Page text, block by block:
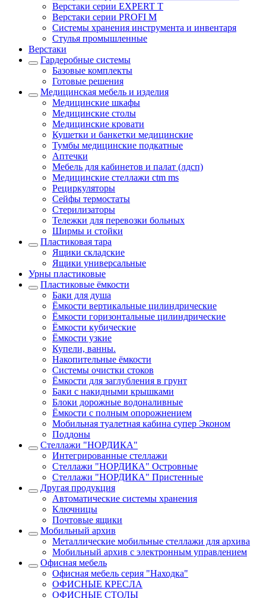
Верстаки серии EXPERT T
Верстаки серии PROFI M
Системы хранения инструмента и инвентаря
Стулья промышленные
Верстаки
Гардеробные системы
Базовые комплекты
Готовые решения
Медицинская мебель и изделия
Медицинские шкафы
Медицинские столы
Медицинские кровати
Кушетки и банкетки медицинские
Тумбы медицинские подкатные
Аптечки
Мебель для кабинетов и палат (лдсп)
Медицинские стеллажи ctm ms
Рециркуляторы
Сейфы термостаты
Стерилизаторы
Тележки для перевозки больных
Ширмы и стойки
Пластиковая тара
Ящики складские
Ящики универсальные
Урны пластиковые
Пластиковые ёмкости
Баки для душа
Ёмкости вертикальные цилиндрические
Ёмкости горизонтальные цилиндрические
Ёмкости кубические
Ёмкости узкие
Купели, ванны.
Накопительные ёмкости
Системы очистки стоков
Ёмкости для заглубления в грунт
Баки с накидными крышками
Блоки дорожные водоналивные
Ёмкости с полным опорожнением
Мобильная туалетная кабина супер Эконом
Поддоны
Стеллажи "НОРДИКА"
Интегрированные стеллажи
Стеллажи "НОРДИКА" Островные
Стеллажи "НОРДИКА" Пристенные
Другая продукция
Автоматические системы хранения
Ключницы
Почтовые ящики
Мобильный архив
Металлические мобильные стеллажи для архива
Мобильный архив с электронным управлением
Офисная мебель
Офисная мебель серия "Находка"
ОФИСНЫЕ КРЕСЛА
ОФИСНЫЕ СТОЛЫ